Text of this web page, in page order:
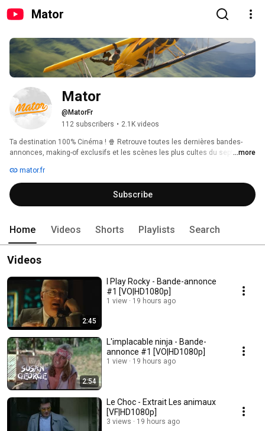
Mator
Mator
@MatorFr
112 subscribers • 2.1K videos
Ta destination 100% Cinéma ! 🍿 Retrouve toutes les dernières bandes-
annonces, making-of exclusifs et les scènes les plus cultes du septième
souvenirs de grand écran.
...more
mator.fr
Subscribe
Home Videos Shorts Playlists Search
Videos
2:45
I Play Rocky - Bande-annonce
#1 [VO|HD1080p]
1 view 19 hours ago
2:54
L'implacable ninja - Bande-
annonce #1 [VO|HD1080p]
1 view 19 hours ago
Le Choc - Extrait Les animaux
[VF|HD1080p]
3 views 19 hours ago